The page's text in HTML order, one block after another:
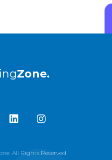
Zone.
All Rights Reserved